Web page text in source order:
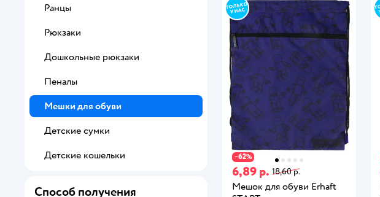
−62%
6,89 р. 18,60 р.
Мешок для обуви Erhaft
Ранцы
Рюкзаки
Дошкольные рюкзаки
Пеналы
Мешки для обуви
Детские сумки
Детские кошельки
Способ получения